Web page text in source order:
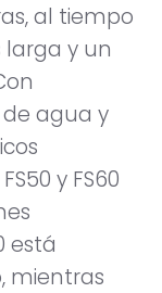
al tiempo
y un
agua y
y FS60
está
mientras